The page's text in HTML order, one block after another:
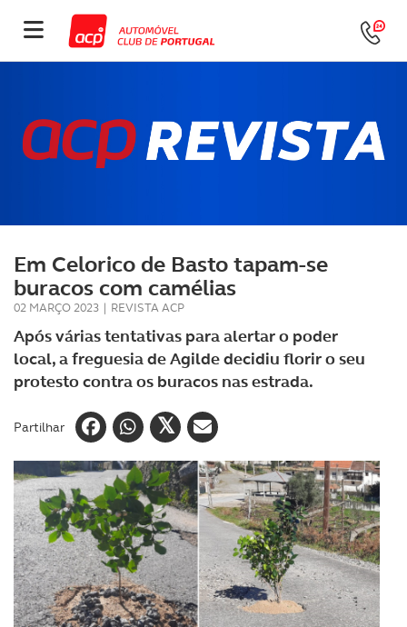
Em Celorico de Basto tapam-se
buracos com camélias
02 MARÇO 2023 | REVISTA ACP
Após várias tentativas para alertar o poder
local, a freguesia de Agilde decidiu florir o seu
protesto contra os buracos nas estrada.
Partilhar